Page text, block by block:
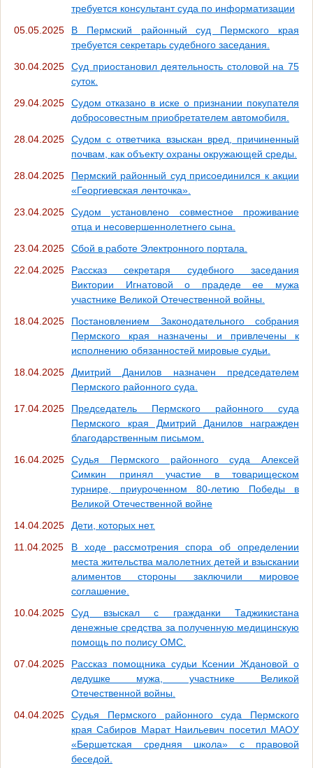
требуется консультант суда по информатизации
05.05.2025
В Пермский районный суд Пермского края
требуется секретарь судебного заседания.
30.04.2025
Суд приостановил деятельность столовой на 75
суток.
29.04.2025
Судом отказано в иске о признании покупателя
добросовестным приобретателем автомобиля.
28.04.2025
Судом с ответчика взыскан вред, причиненный
почвам, как объекту охраны окружающей среды.
28.04.2025
Пермский районный суд присоединился к акции
«Георгиевская ленточка».
23.04.2025
Судом установлено совместное проживание
отца и несовершеннолетнего сына.
23.04.2025
Сбой в работе Электронного портала.
22.04.2025
Рассказ секретаря судебного заседания
Виктории Игнатовой о прадеде ее мужа
участнике Великой Отечественной войны.
18.04.2025
Постановлением Законодательного собрания
Пермского края назначены и привлечены к
исполнению обязанностей мировые судьи.
18.04.2025
Дмитрий Данилов назначен председателем
Пермского районного суда.
17.04.2025
Председатель Пермского районного суда
Пермского края Дмитрий Данилов награжден
благодарственным письмом.
16.04.2025
Судья Пермского районного суда Алексей
Симкин принял участие в товарищеском
турнире, приуроченном 80-летию Победы в
Великой Отечественной войне
14.04.2025
Дети, которых нет.
11.04.2025
В ходе рассмотрения спора об определении
места жительства малолетних детей и взыскании
алиментов стороны заключили мировое
соглашение.
10.04.2025
Суд взыскал с гражданки Таджикистана
денежные средства за полученную медицинскую
помощь по полису ОМС.
07.04.2025
Рассказ помощника судьи Ксении Ждановой о
дедушке мужа, участнике Великой
Отечественной войны.
04.04.2025
Судья Пермского районного суда Пермского
края Сабиров Марат Наильевич посетил МАОУ
«Бершетская средняя школа» с правовой
беседой.